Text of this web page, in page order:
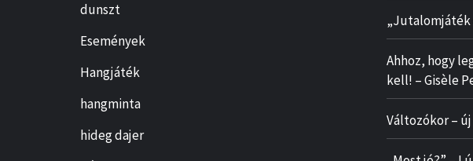
dunszt
Események
Hangjáték
hangminta
hideg dajer
„Jutalomjáték
Ahhoz, hogy
kell! – Gisèle
Változókor –